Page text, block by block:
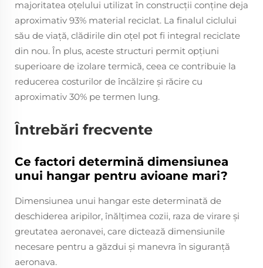
majoritatea oțelului utilizat în construcții conține deja
aproximativ 93% material reciclat. La finalul ciclului
său de viață, clădirile din oțel pot fi integral reciclate
din nou. În plus, aceste structuri permit opțiuni
superioare de izolare termică, ceea ce contribuie la
reducerea costurilor de încălzire și răcire cu
aproximativ 30% pe termen lung.
Întrebări frecvente
Ce factori determină dimensiunea
unui hangar pentru avioane mari?
Dimensiunea unui hangar este determinată de
deschiderea aripilor, înălțimea cozii, raza de virare și
greutatea aeronavei, care dictează dimensiunile
necesare pentru a găzdui și manevra în siguranță
aeronava.